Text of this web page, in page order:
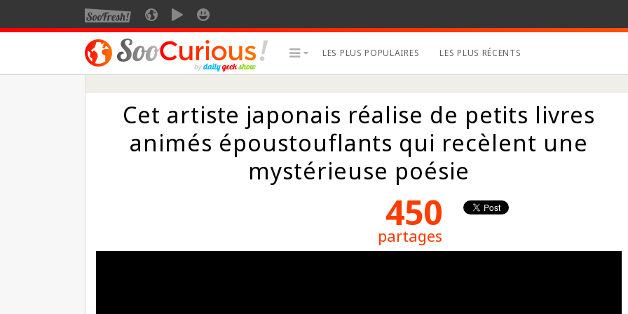
LES PLUS POPULAIRES LES PLUS RÉCENTS
Cet artiste japonais réalise de petits livres
animés époustouflants qui recèlent une
mystérieuse poésie
450
partages